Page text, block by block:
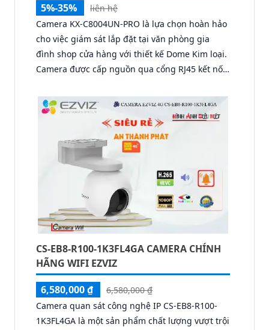
5%-35%
liên hệ
Camera KX-C8004UN-PRO là lựa chọn hoàn hảo
cho việc giám sát lắp đặt tại văn phòng gia
đình shop cửa hàng với thiết kế Dome Kim loại.
Camera được cấp nguồn qua cổng RJ45 kết nối
hình ảnh sắc nét với công nghệ IP POE cấp
nguồn qua dây mạng
CS-EB8-R100-1K3FL4GA CAMERA CHÍNH
HÃNG WIFI EZVIZ
6,580,000 ₫
6,580,000 ₫
Camera quan sát công nghệ IP CS-EB8-R100-
1K3FL4GA là một sản phẩm chất lượng vượt trội